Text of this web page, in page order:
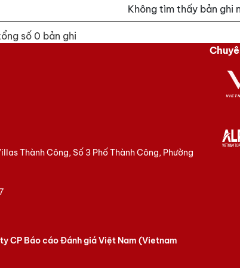
Không tìm thấy bản ghi
số 0 bản ghi
Thành Công, Số 3 Phố Thành Công, Phường
CP Báo cáo Đánh giá Việt Nam (Vietnam